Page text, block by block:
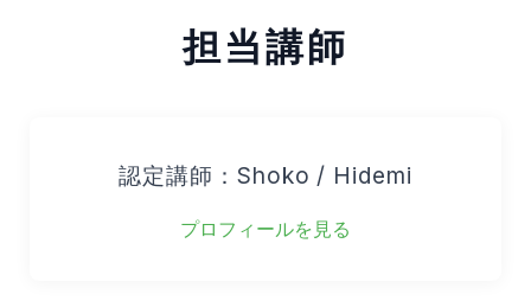
担当講師
認定講師：Shoko / Hidemi
プロフィールを見る